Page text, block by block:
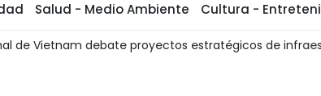
Salud - Medio Ambiente Cultura -
estratégicos de infraestructura Vietnam